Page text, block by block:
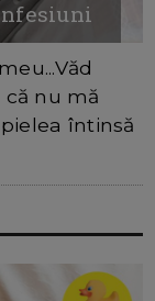
nu mă
întinsă